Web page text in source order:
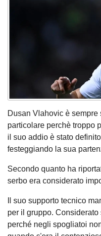
Dusan Vlahovic è sempre
particolare perchè troppo
il suo addio è stato
festeggiando la sua
Secondo quanto ha
serbo era considerato
Il suo supporto tecnico
per il gruppo.
perché negli spogliatoi